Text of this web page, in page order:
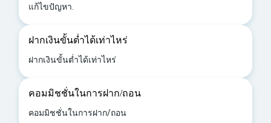
แก้ไขปัญหา.
ฝากเงินขั้นต่ำได้เท่าไหร่
ฝากเงินขั้นต่ำได้เท่าไหร่
คอมมิชชั่นในการฝาก/ถอน
คอมมิชชั่นในการฝาก/ถอน